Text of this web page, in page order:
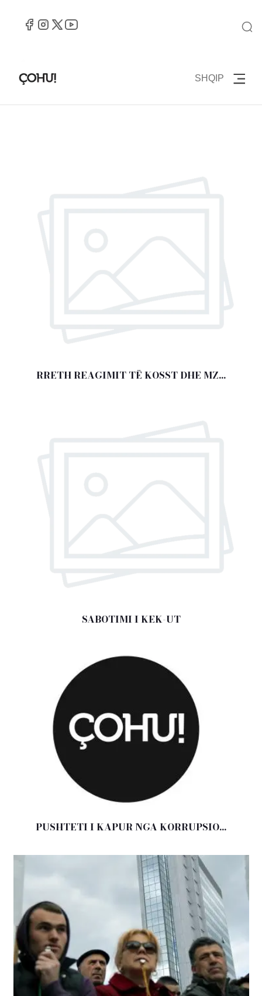
SHQIP
RRETH REAGIMIT TË KOSST DHE MZ...
SABOTIMI I KEK-UT
PUSHTETI I KAPUR NGA KORRUPSIO...